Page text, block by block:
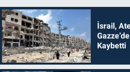
İsrail,
Kaybetti